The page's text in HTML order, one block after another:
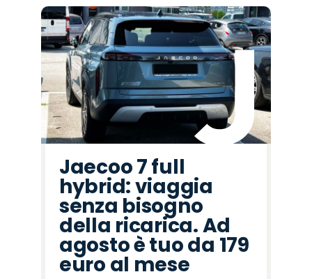
Jaecoo 7 full
hybrid: viaggia
senza bisogno
della ricarica. Ad
agosto è tuo da 179
euro al mese